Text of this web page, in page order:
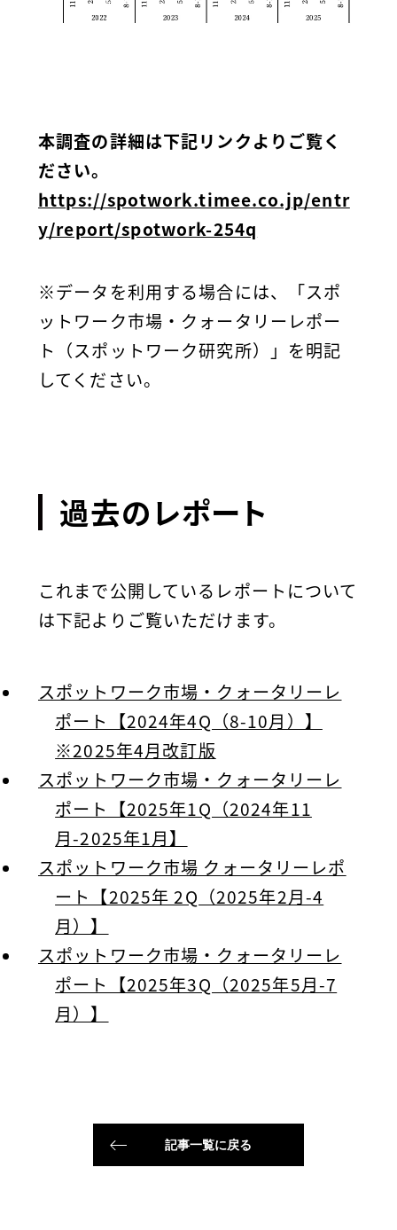
本調査の詳細は下記リンクよりご覧く
ださい。
https://spotwork.timee.co.jp/entr
y/report/spotwork-254q
※データを利用する場合には、「スポ
ットワーク市場・クォータリーレポー
ト（スポットワーク研究所）」を明記
してください。
過去のレポート
これまで公開しているレポートについて
は下記よりご覧いただけます。
スポットワーク市場・クォータリーレ
ポート【2024年4Q（8-10月）】
※2025年4月改訂版
スポットワーク市場・クォータリーレ
ポート【2025年1Q（2024年11
月-2025年1月】
スポットワーク市場 クォータリーレポ
ート【2025年 2Q（2025年2月-4
月）】
スポットワーク市場・クォータリーレ
ポート【2025年3Q（2025年5月-7
月）】
記事一覧に戻る